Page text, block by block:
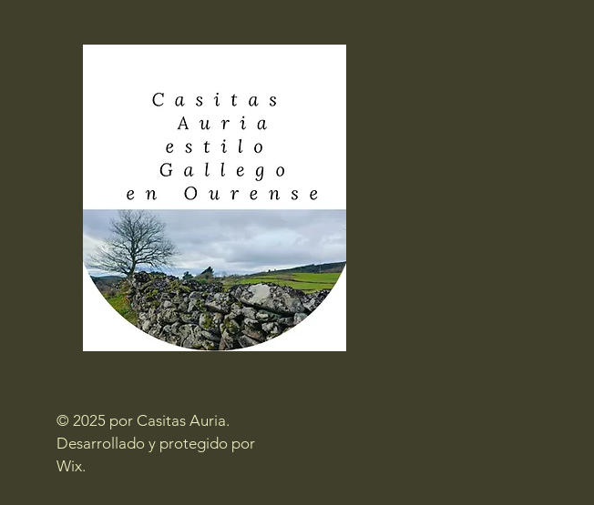
© 2025 por Casitas Auria.
Desarrollado y protegido por
Wix.